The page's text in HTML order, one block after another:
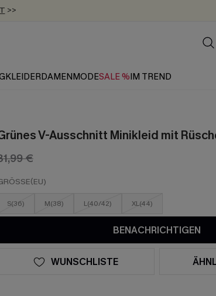
KLEIDERDAMENMODESALE %IM TREND
V-Ausschnitt Minikleid mit
€
S(36) M(38) L(40/42) XL(44)
BENACHRICHTIGEN
WUNSCHLISTE